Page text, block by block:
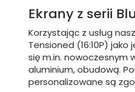
Ekrany z serii
Korzystając z usług
Tensioned (16:10P)
się m.in. nowoczesnym
aluminium, obudową.
personalizowane są